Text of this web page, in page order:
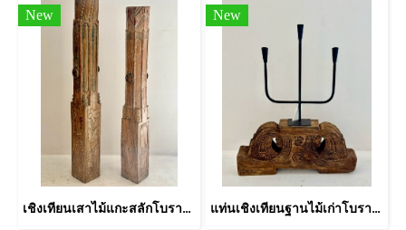
New
เชิงเทียนเสาไม้แกะสลักโบราณทรงสูงห้อยห่วงเหล็ก
New
แท่นเชิงเทียนฐานไม้เก่าโบราณแกะสลัก